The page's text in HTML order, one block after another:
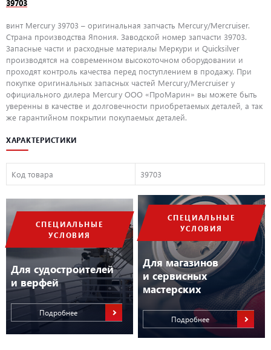
СПЕЦИАЛЬНЫЕ
УСЛОВИЯ
Для судостроителей
и верфей
Подробнее
СПЕЦИАЛЬНЫЕ
УСЛОВИЯ
Для магазинов
и сервисных
мастерских
Подробнее
39703
винт Mercury 39703 – оригинальная запчасть Mercury/Mercruiser.
Страна производства Япония. Заводской номер запчасти 39703.
Запасные части и расходные материалы Меркури и Quicksilver
производятся на современном высокоточном оборудовании и
проходят контроль качества перед поступлением в продажу. При
покупке оригинальных запасных частей Mercury/Mercruiser у
официального дилера Mercury ООО «ПроМарин» вы можете быть
уверенны в качестве и долговечности приобретаемых деталей, а так
же гарантийном покрытии покупаемых деталей.
ХАРАКТЕРИСТИКИ
Код товара 39703